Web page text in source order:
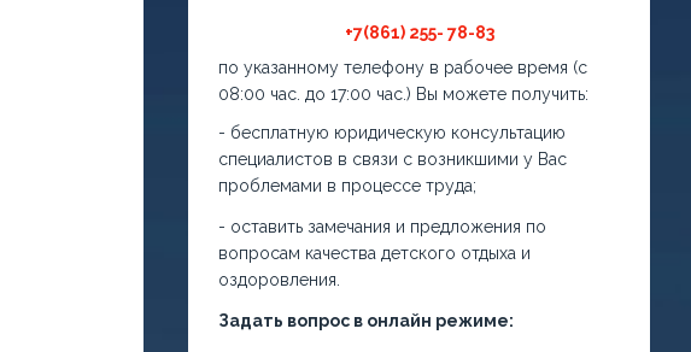
+7(861) 255- 78-83
по указанному телефону в рабочее время (с
08:00 час. до 17:00 час.) Вы можете получить:
- бесплатную юридическую консультацию
специалистов в связи с возникшими у Вас
проблемами в процессе труда;
- оставить замечания и предложения по
вопросам качества детского отдыха и
оздоровления.
Задать вопрос в онлайн режиме: